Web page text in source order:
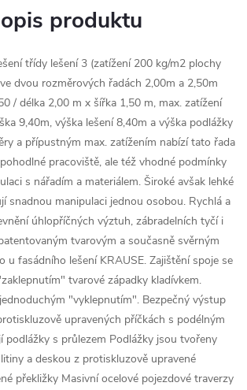
produktu
třídy lešení 3 (zatížení 200 kg/m2 plochy
dvou rozměrových řadách 2,00m a 2,50m
/ délka 2,00 m x šířka 1,50 m, max. zatížení
9,40m, výška lešení 8,40m a výška podlážky
a přípustným max. zatížením nabízí tato řada
pracoviště, ale též vhodné podmínky
s nářadím a materiálem. Široké avšak lehké
snadnou manipulaci jednou osobou. Rychlá a
úhlopříčných výztuh, zábradelních tyčí i
tvarovým a současně svěrným
u fasádního lešení KRAUSE. Zajištění spoje se
tvarové západky kladívkem.
"vyklepnutím". Bezpečný výstup
upravených příčkách s podélným
podlážky s průlezem Podlážky jsou tvořeny
a deskou z protiskluzově upravené
překližky Masivní ocelové pojezdové traverzy